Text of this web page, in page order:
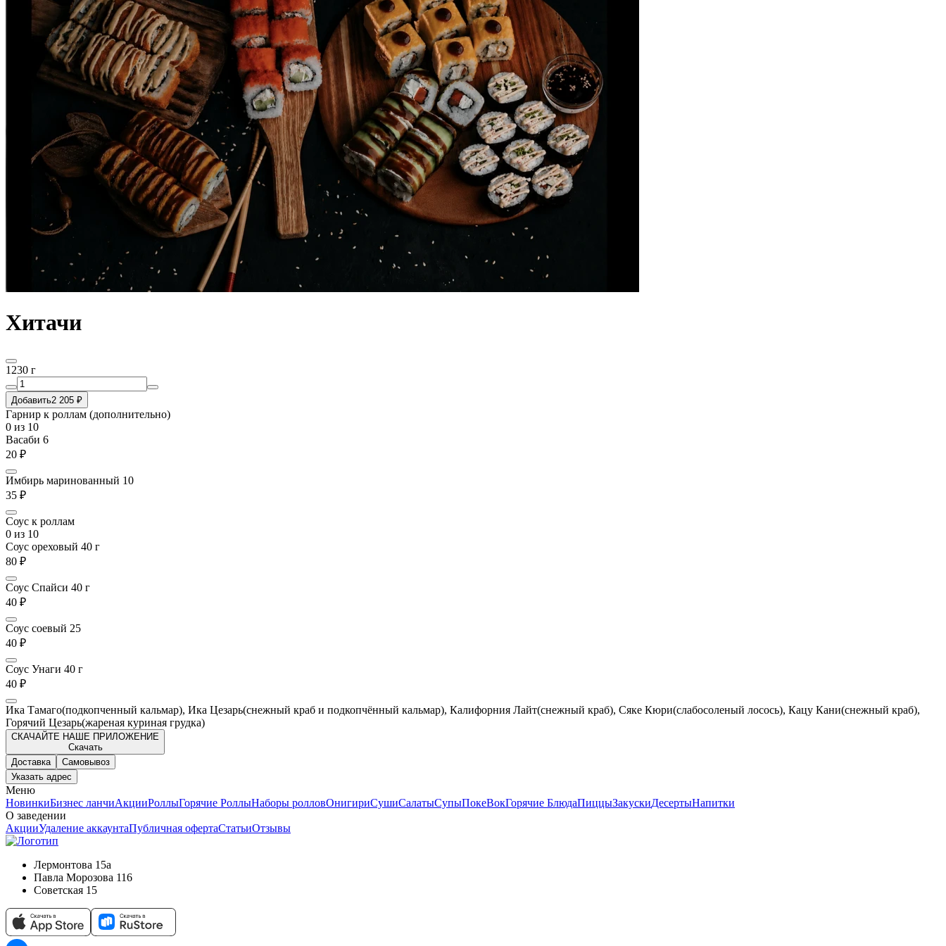
Хитачи
1230 г
Добавить2 205 ₽
Гарнир к роллам (дополнительно)
0 из 10
Васаби 6
20 ₽
Имбирь маринованный 10
35 ₽
Соус к роллам
0 из 10
Соус ореховый 40 г
80 ₽
Соус Спайси 40 г
40 ₽
Соус соевый 25
40 ₽
Соус Унаги 40 г
40 ₽
Ика Тамаго(подкопченный кальмар), Ика Цезарь(снежный краб и подкопчённый кальмар), Калифорния Лайт(снежный краб), Сяке Кюри(слабосоленый лосось), Кацу Кани(снежный краб),
Горячий Цезарь(жареная куриная грудка)
СКАЧАЙТЕ НАШЕ ПРИЛОЖЕНИЕ
Скачать
Доставка
Самовывоз
Указать адрес
Меню
НовинкиБизнес ланчиАкцииРоллыГорячие РоллыНаборы ролловОнигириСушиСалатыСупыПокеВокГорячие БлюдаПиццыЗакускиДесертыНапитки
О заведении
АкцииУдаление аккаунтаПубличная офертаСтатьиОтзывы
Лермонтова 15а
Павла Морозова 116
Советская 15